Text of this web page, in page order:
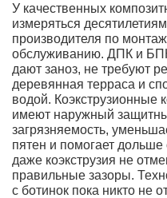
У качественных
измеряться
производителя по
обслуживанию. ДПК и
дают заноз, не требуют
деревянная терраса и
водой. Коэкструзионные
имеют наружный
загрязняемость,
пятен и помогает
даже коэкструзия не
правильные зазоры.
с ботинок пока никто не